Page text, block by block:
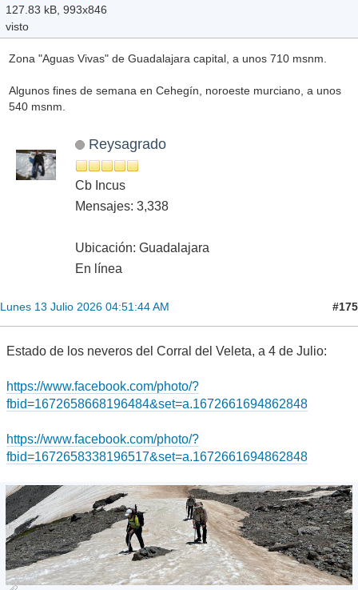
127.83 kB, 993x846
visto
Zona "Aguas Vivas" de Guadalajara capital, a unos 710 msnm.
Algunos fines de semana en Cehegín, noroeste murciano, a unos
540 msnm.
Reysagrado
Cb Incus
Mensajes: 3,338
Ubicación: Guadalajara
En línea
Lunes 13 Julio 2026 04:51:44 AM #175
Estado de los neveros del Corral del Veleta, a 4 de Julio:
https://www.facebook.com/photo/?
fbid=1672658668196484&set=a.1672661694862848
https://www.facebook.com/photo/?
fbid=1672658338196517&set=a.1672661694862848